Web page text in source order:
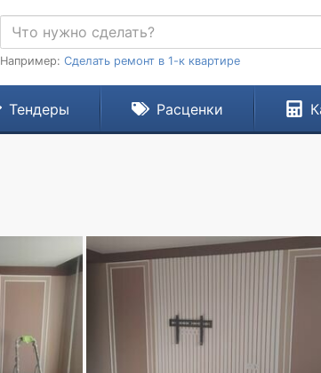
Например: Сделать ремонт в 1-к квартире
Тендеры Расценки